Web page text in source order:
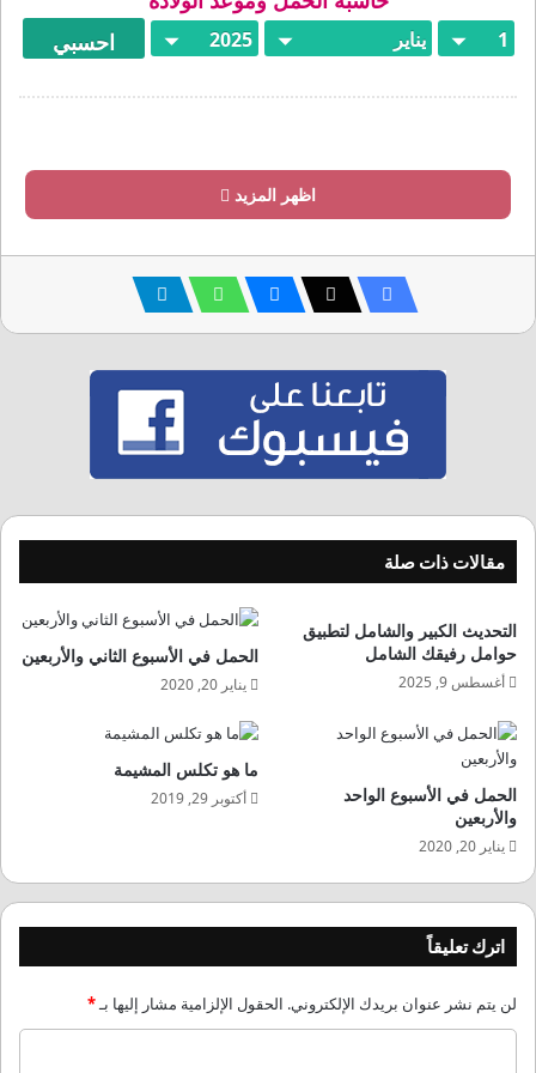
اظهر المزيد
مقالات ذات صلة
التحديث الكبير والشامل لتطبيق
حوامل رفيقك الشامل
أغسطس 9, 2025
الحمل في الأسبوع الثاني والأربعين
يناير 20, 2020
الحمل في الأسبوع الواحد
والأربعين
يناير 20, 2020
ما هو تكلس المشيمة
أكتوبر 29, 2019
اترك تعليقاً
لن يتم نشر عنوان بريدك الإلكتروني. الحقول الإلزامية مشار إليها بـ*